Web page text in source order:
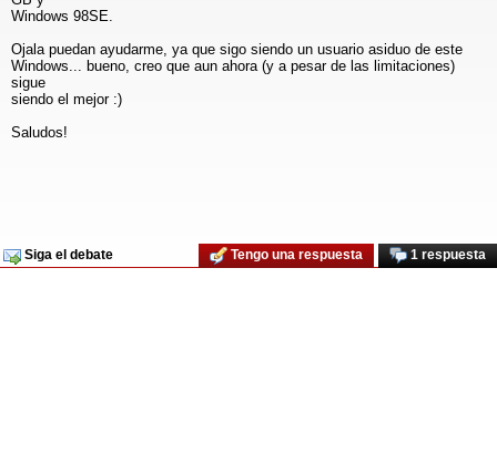
Windows 98SE.
Ojala puedan ayudarme, ya que sigo siendo un usuario asiduo de este
Windows... bueno, creo que aun ahora (y a pesar de las limitaciones)
sigue
siendo el mejor :)
Saludos!
Siga el debate 1 respuesta
Tengo una respuesta